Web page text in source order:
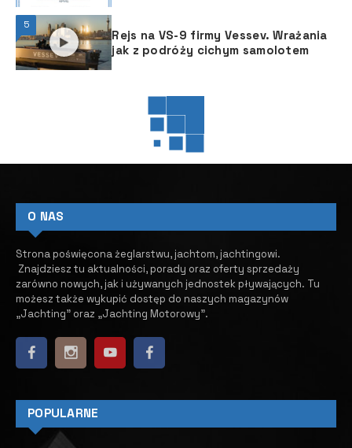
5
Rejs na VS-9 firmy Vessev. Wrażania
jak z podróży cichym samolotem
żaglówką, zastanawiałeś się
nad tym, o ile szybsza mogłaby
być żegluga z
zoptymalizowanymi żaglami
przy minimalnych
adaptacjach?
10 GRUDNIA, 2025